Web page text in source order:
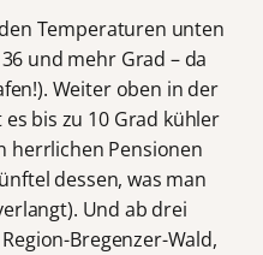
Temperaturen unten
und mehr Grad – da
Weiter oben in der
es bis zu 10 Grad kühler
herrlichen Pensionen
dessen, was man
Und ab drei
Bregenzer-Wald,